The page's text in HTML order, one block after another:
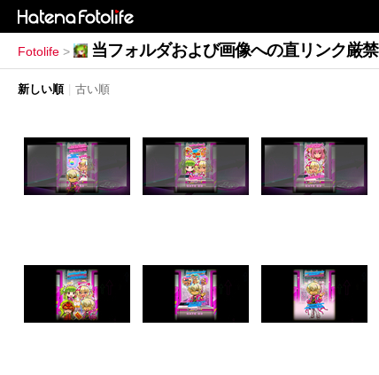
Fotolife > 当フォルダおよび画像への直リンク厳禁
新しい順 古い順